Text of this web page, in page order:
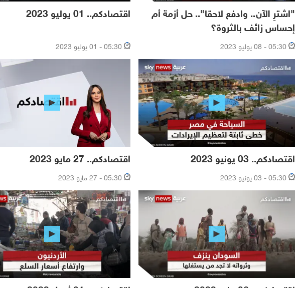
"اشترِ الآن.. وادفع لاحقا".. حل أزمة أم
إحساس زائف بالثروة؟
05:30 - 08 يوليو 2023
اقتصادكم.. 01 يوليو 2023
05:30 - 01 يوليو 2023
اقتصادكم.. 03 يونيو 2023
05:30 - 03 يونيو 2023
اقتصادكم.. 27 مايو 2023
05:30 - 27 مايو 2023